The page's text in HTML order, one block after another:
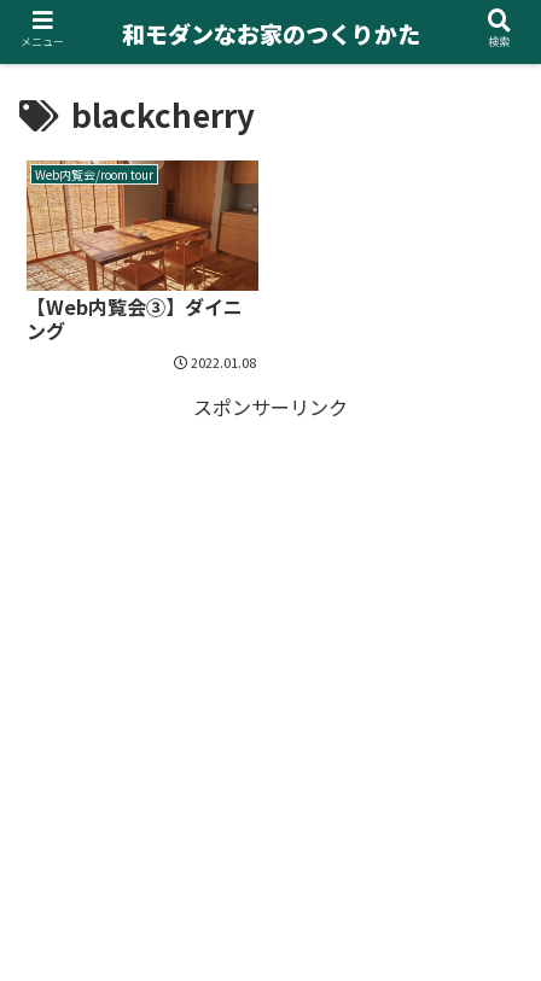
blackcherry
Web内覧会/room tour
【Web内覧会③】ダイニ
ング
2022.01.08
スポンサーリンク
メニュー 和モダンなお家のつくりかた 検索